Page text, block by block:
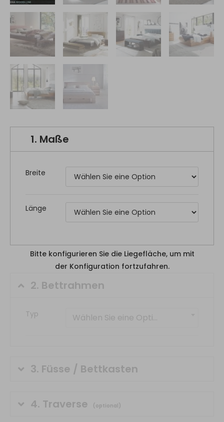
1. Maße
Breite
Länge
2. Bettrahmen
Typ Wählen Sie eine Option
3. Füsse / Bettkasten
4. Traverse (optional)
Bitte konfigurieren Sie die Liegefläche, um mit
der Konfiguration fortzufahren.